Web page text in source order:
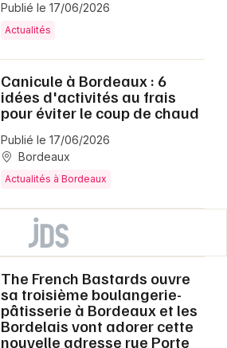
Publié le 17/06/2026
Actualités
Canicule à Bordeaux : 6
idées d'activités au frais
pour éviter le coup de chaud
Publié le 17/06/2026
Bordeaux
Actualités à Bordeaux
The French Bastards ouvre
sa troisième boulangerie-
pâtisserie à Bordeaux et les
Bordelais vont adorer cette
nouvelle adresse rue Porte